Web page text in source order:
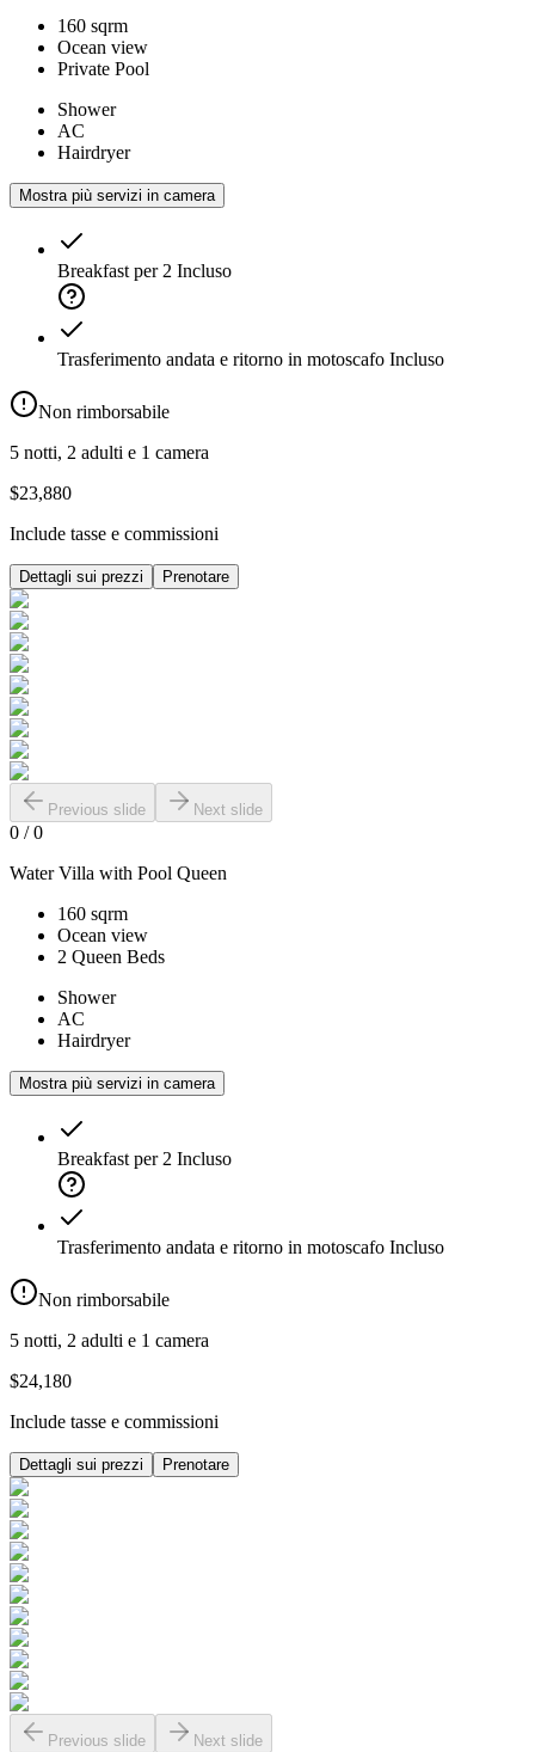
160 sqrm
Ocean view
Private Pool
Shower
AC
Hairdryer
Mostra più servizi in camera
Breakfast per 2 Incluso
Trasferimento andata e ritorno in motoscafo Incluso
Non rimborsabile
5 notti, 2 adulti e 1 camera
$23,880
Include tasse e commissioni
Dettagli sui prezzi Prenotare
Previous slide Next slide
0 /0
Water Villa with Pool Queen
160 sqrm
Ocean view
2 Queen Beds
Shower
AC
Hairdryer
Mostra più servizi in camera
Breakfast per 2 Incluso
Trasferimento andata e ritorno in motoscafo Incluso
Non rimborsabile
5 notti, 2 adulti e 1 camera
$24,180
Include tasse e commissioni
Dettagli sui prezzi Prenotare
Previous slide Next slide